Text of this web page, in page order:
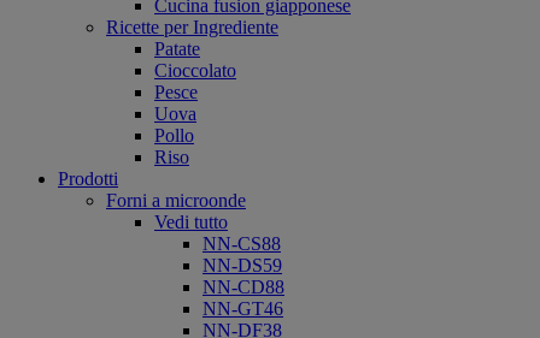
Cucina fusion giapponese
Ricette per Ingrediente
Patate
Cioccolato
Pesce
Uova
Pollo
Riso
Prodotti
Forni a microonde
Vedi tutto
NN-CS88
NN-DS59
NN-CD88
NN-GT46
NN-DF38